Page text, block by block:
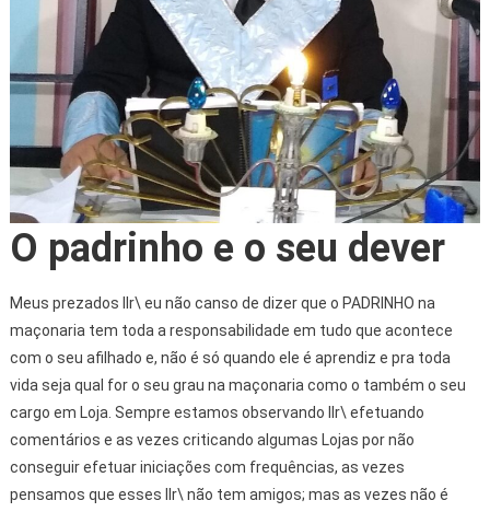
O padrinho e o seu dever
Meus prezados IIr\ eu não canso de dizer que o PADRINHO na
maçonaria tem toda a responsabilidade em tudo que acontece
com o seu afilhado e, não é só quando ele é aprendiz e pra toda
vida seja qual for o seu grau na maçonaria como o também o seu
cargo em Loja. Sempre estamos observando IIr\ efetuando
comentários e as vezes criticando algumas Lojas por não
conseguir efetuar iniciações com frequências, as vezes
pensamos que esses IIr\ não tem amigos; mas as vezes não é